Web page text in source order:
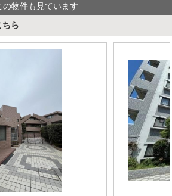
の物件も見ています
ちら